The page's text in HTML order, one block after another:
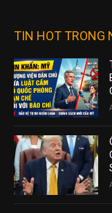
TIN HOT TRONG